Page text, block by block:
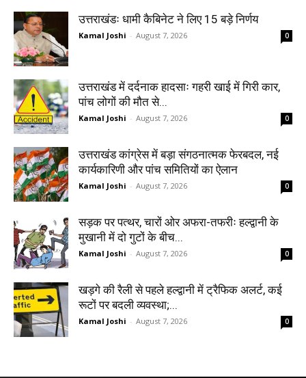
उत्तराखंडः धामी कैबिनेट ने लिए 15 बड़े निर्णय
Kamal Joshi - August 7, 2026 0
उत्तराखंड में दर्दनाक हादसाः गहरी खाई में गिरी कार,
पांच लोगों की मौत से...
Kamal Joshi - August 7, 2026 0
उत्तराखंड कांग्रेस में बड़ा संगठनात्मक फेरबदल, नई
कार्यकारिणी और पांच समितियों का ऐलान
Kamal Joshi - August 7, 2026 0
सड़क पर पत्थर, चारों ओर अफरा-तफरीः हल्द्वानी के
मुखानी में दो गुटों के बीच...
Kamal Joshi - August 7, 2026 0
खड़गे की रैली से पहले हल्द्वानी में ट्रैफिक अलर्ट, कई
रूटों पर बदली व्यवस्था;...
Kamal Joshi - August 7, 2026 0